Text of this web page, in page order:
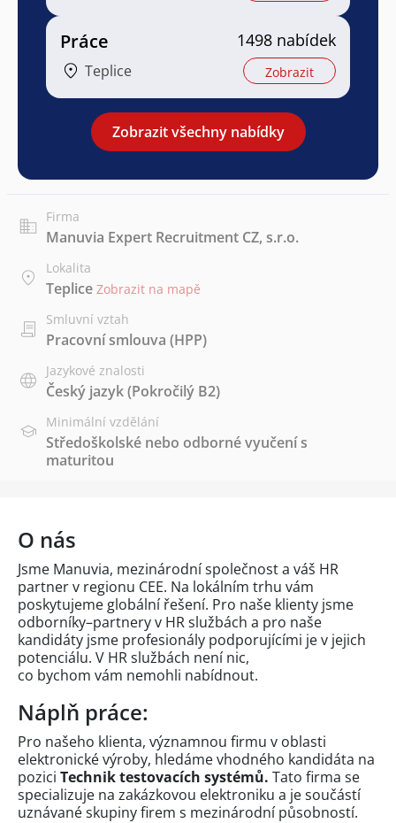
Práce
Teplice
1498 nabídek
Zobrazit
Zobrazit všechny nabídky
Firma
Manuvia Expert Recruitment CZ, s.r.o.
Lokalita
Teplice Zobrazit na mapě
Smluvní vztah
Pracovní smlouva (HPP)
Jazykové znalosti
Český jazyk(Pokročilý B2)
Minimální vzdělání
Středoškolské nebo odborné vyučení s
maturitou
O nás
Jsme Manuvia, mezinárodní společnost a váš HR
partner v regionu CEE. Na lokálním trhu vám
poskytujeme globální řešení. Pro naše klienty jsme
odborníky–partnery v HR službách a pro naše
kandidáty jsme profesionály podporujícími je v jejich
potenciálu. V HR službách není nic,
co bychom vám nemohli nabídnout.
Náplň práce:
Pro našeho klienta, významnou firmu v oblasti
elektronické výroby, hledáme vhodného kandidáta na
pozici Technik testovacích systémů. Tato firma se
specializuje na zakázkovou elektroniku a je součástí
uznávané skupiny firem s mezinárodní působností.